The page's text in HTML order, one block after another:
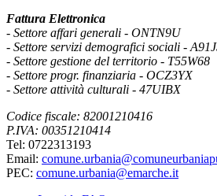
Fattura Elettronica
- Settore affari generali - ONTN9U
- Settore servizi demografici sociali -
- Settore gestione del territorio - T55W68
- Settore progr. finanziaria - OCZ3YX
- Settore attività culturali - 47UIBX
Codice fiscale: 82001210416
P.IVA: 00351210414
Tel: 0722313193
Email:
PEC: comune.urbania@emarche.it